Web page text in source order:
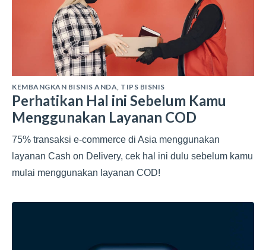
KEMBANGKAN BISNIS ANDA, TIPS BISNIS
Perhatikan Hal ini Sebelum Kamu
Menggunakan Layanan COD
75% transaksi e-commerce di Asia menggunakan
layanan Cash on Delivery, cek hal ini dulu sebelum kamu
mulai menggunakan layanan COD!